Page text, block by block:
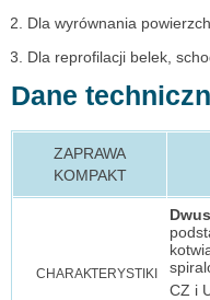
Dla wyrównania
Dla reprofilacji belek,
Dane
ZAPRAWA
KOMPAKT
CHARAKTERYSTIKI
CZ i